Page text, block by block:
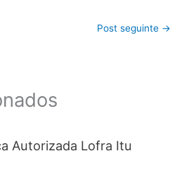
Post seguinte →
Autorizada Lofra Itu